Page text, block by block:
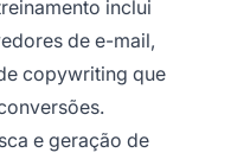
inclui
de e-mail,
copywriting que
e geração de